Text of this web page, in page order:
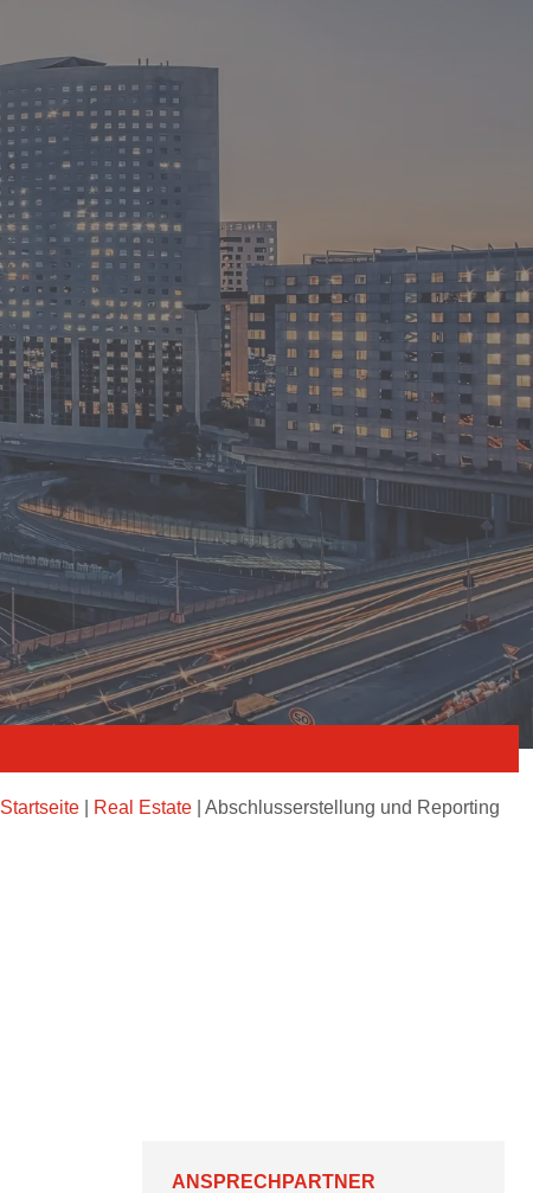
Startseite Real Estate Abschlusserstellung und Reporting
ANSPRECHPARTNER